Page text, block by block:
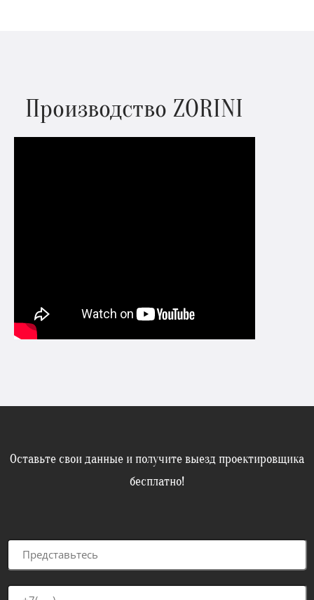
Производство ZORINI
Оставьте свои данные и получите выезд проектировщика
бесплатно!